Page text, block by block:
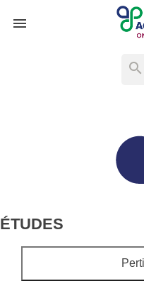

search
ÉTUDES